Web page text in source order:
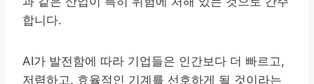
합니다.
AI가 발전함에 따라 기업들은 인간보다 더 빠르고,
저렴하고, 효율적인 기계를 선호하게 될 것이라는